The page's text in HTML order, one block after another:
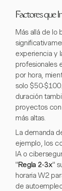
Factores que
Más allá de lo
experiencia y
profesionales
por hora,
solo $50-
duración
proyectos
más altas.
La demanda
ejemplo, los
IA o
"Regla 2-3x"
horaria W2
de